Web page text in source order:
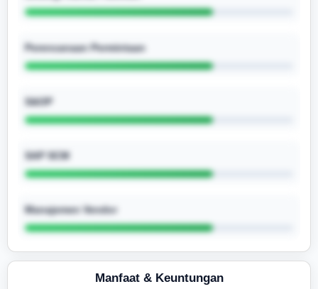
Perencanaan Permintaan
S&OP
SAP SCM
Manajemen Vendor
Manfaat & Keuntungan